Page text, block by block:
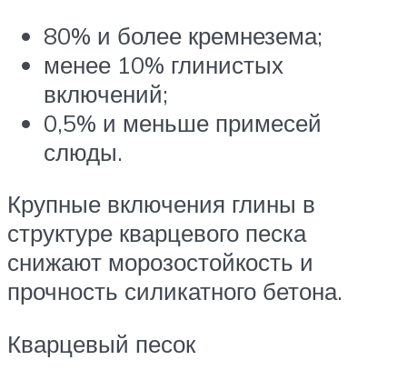
80% и более кремнезема;
менее 10% глинистых
включений;
0,5% и меньше примесей
слюды.
Крупные включения глины в
структуре кварцевого песка
снижают морозостойкость и
прочность силикатного бетона.
Кварцевый песок